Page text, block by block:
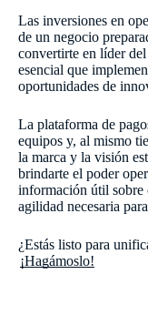
Las inversiones en
de un negocio
convertirte en líder
esencial que
oportunidades de
La plataforma de
equipos y, al mismo
la marca y la visión
brindarte el poder
información útil sobre
agilidad necesaria
¿Estás listo para
¡Hagámoslo!